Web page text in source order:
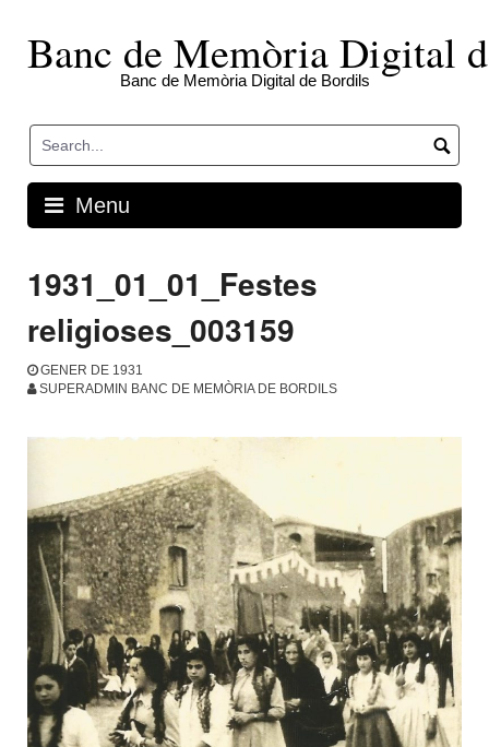
contentBanc de Memòria Digital
Banc de Memòria Digital de Bordils
Menu
1931_01_01_Festes
religioses_003159
GENER DE 1931
SUPERADMIN BANC DE MEMÒRIA DE BORDILS